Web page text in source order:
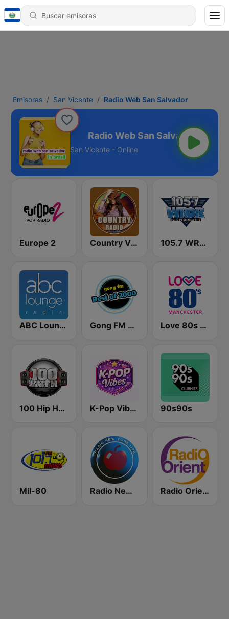
Emisoras San Vicente Radio Web San Salvador
Salvador
San Vicente - Online
Europe 2 Country Vibes 105.7 WROR (US Only)
ABC Lounge Jazz Gong FM Best of 2000 Love 80s - Manchester
100 Hip Hop and RNB FM K-Pop Vibes 90s90s
Mil-80 Radio New York Live Radio Orient